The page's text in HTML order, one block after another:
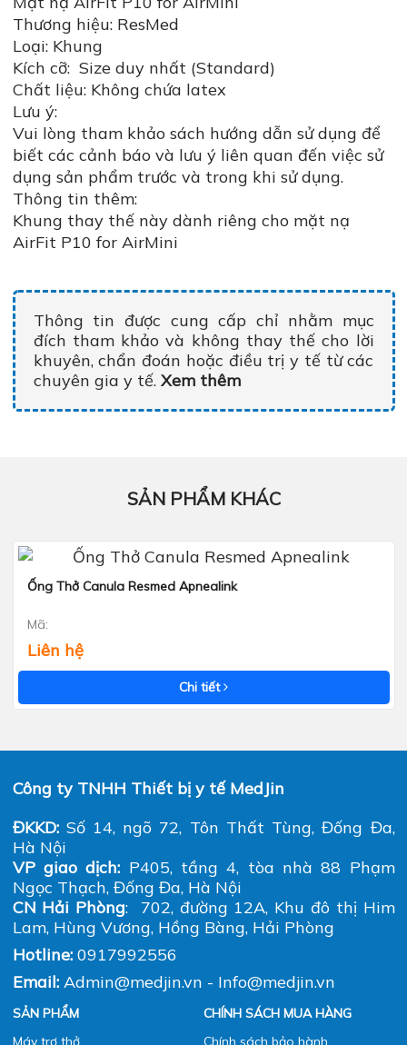
Thương hiệu: ResMed
Loại: Khung
Kích cỡ: Size duy nhất (Standard)
Chất liệu: Không chứa latex
Lưu ý:
Vui lòng tham khảo sách hướng dẫn sử dụng để
biết các cảnh báo và lưu ý liên quan đến việc sử
dụng sản phẩm trước và trong khi sử dụng.
Thông tin thêm:
Khung thay thế này dành riêng cho mặt nạ
AirFit P10 for AirMini
Thông tin được cung cấp chỉ nhằm mục
đích tham khảo và không thay thế cho lời
khuyên, chẩn đoán hoặc điều trị y tế từ các
chuyên gia y tế. Xem thêm
SẢN PHẨM KHÁC
Xem nhanh
Ống Thở Canula Resmed Apnealink
Mã:
Liên hệ
Chi tiết
Công ty TNHH Thiết bị y tế MedJin
ĐKKD: Số 14, ngõ 72, Tôn Thất Tùng, Đống Đa,
Hà Nội
VP giao dịch: P405, tầng 4, tòa nhà 88 Phạm
Ngọc Thạch, Đống Đa, Hà Nội
CN Hải Phòng: 702, đường 12A, Khu đô thị Him
Lam, Hùng Vương, Hồng Bàng, Hải Phòng
Hotline: 0917992556
Email: Admin@medjin.vn - Info@medjin.vn
SẢN PHẨM
Máy trợ thở
CHÍNH SÁCH MUA HÀNG
Chính sách bảo hành